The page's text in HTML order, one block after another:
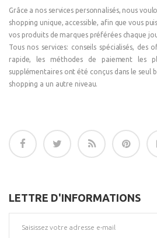
Grâce a nos services personnalisés, nous
shopping unique, accessible, afin que vous
vos produits de marques préférées chaque
Tous nos services: conseils spécialisés, des
rapide, les méthodes de paiement les
supplémentaires ont été conçus dans le seul
shopping a un autre niveau.
LETTRE D'INFORMATIONS